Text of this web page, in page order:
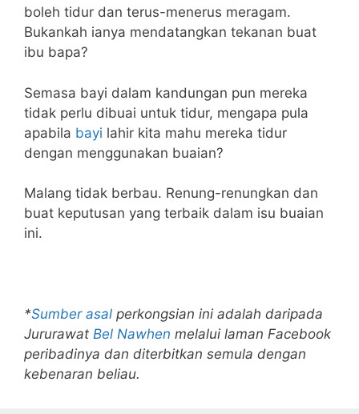
boleh tidur dan terus-menerus meragam.
Bukankah ianya mendatangkan tekanan buat
ibu bapa?
Semasa bayi dalam kandungan pun mereka
tidak perlu dibuai untuk tidur, mengapa pula
apabila bayi lahir kita mahu mereka tidur
dengan menggunakan buaian?
Malang tidak berbau. Renung-renungkan dan
buat keputusan yang terbaik dalam isu buaian
ini.
*Sumber asal perkongsian ini adalah daripada
Jururawat Bel Nawhen melalui laman Facebook
peribadinya dan diterbitkan semula dengan
kebenaran beliau.